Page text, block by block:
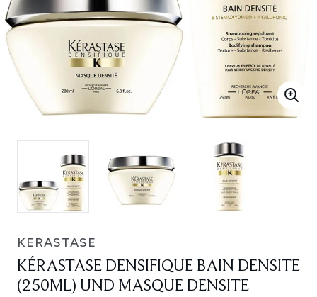
KERASTASE
KÉRASTASE DENSIFIQUE BAIN DENSITE
(250ML) UND MASQUE DENSITE